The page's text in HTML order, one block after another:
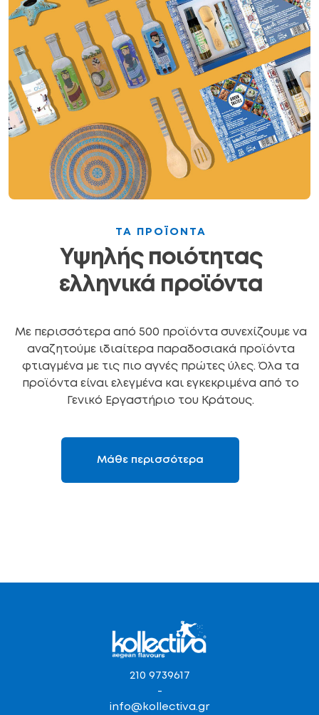
ΤΑ ΠΡΟΪΟΝΤΑ
Υψηλής ποιότητας
ελληνικά προϊόντα
Με περισσότερα από 500 προϊόντα συνεχίζουμε να
αναζητούμε ιδιαίτερα παραδοσιακά προϊόντα
φτιαγμένα με τις πιο αγνές πρώτες ύλες. Όλα τα
προϊόντα είναι ελεγμένα και εγκεκριμένα από το
Γενικό Εργαστήριο του Κράτους.
Μάθε περισσότερα
210 9739617
-
info@kollectiva.gr